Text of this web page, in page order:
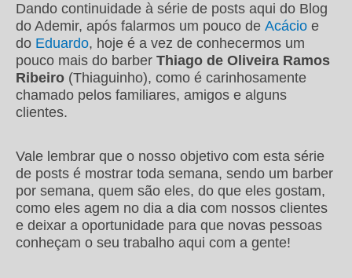
Dando continuidade à série de posts aqui do Blog
do Ademir, após falarmos um pouco de Acácio e
do Eduardo, hoje é a vez de conhecermos um
pouco mais do barber Thiago de Oliveira Ramos
Ribeiro (Thiaguinho), como é carinhosamente
chamado pelos familiares, amigos e alguns
clientes.
Vale lembrar que o nosso objetivo com esta série
de posts é mostrar toda semana, sendo um barber
por semana, quem são eles, do que eles gostam,
como eles agem no dia a dia com nossos clientes
e deixar a oportunidade para que novas pessoas
conheçam o seu trabalho aqui com a gente!